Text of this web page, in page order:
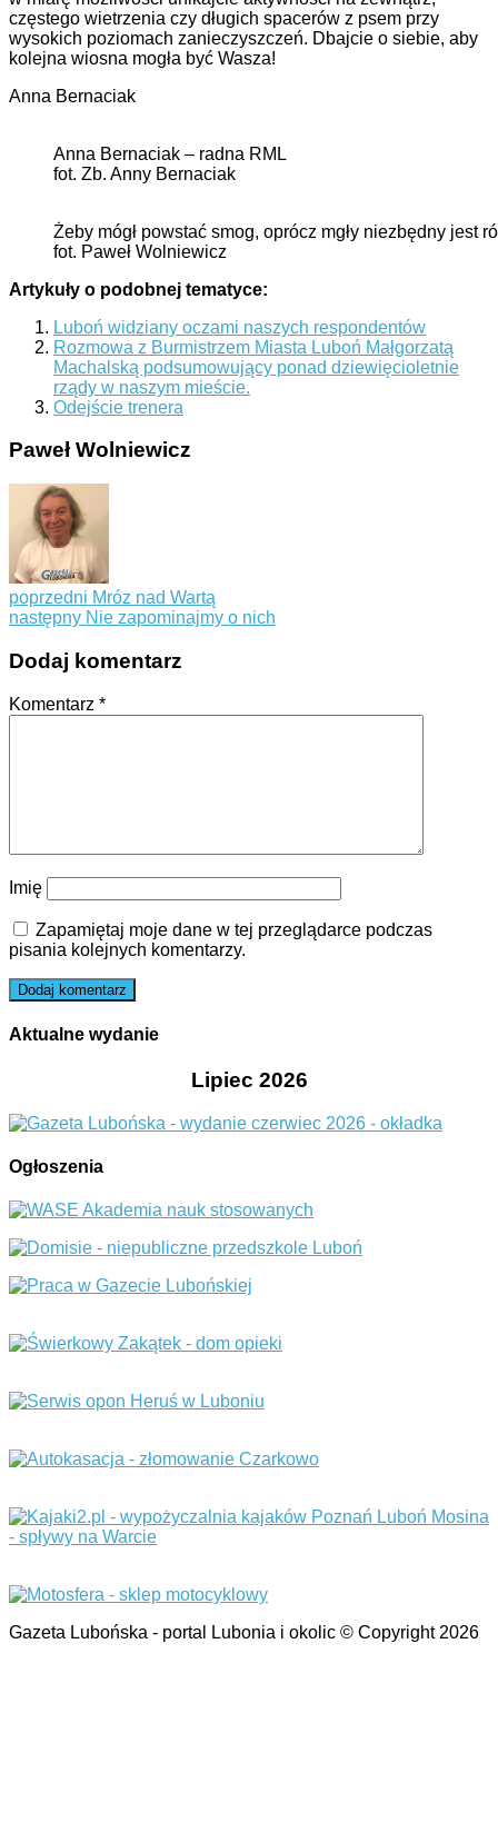
częstego wietrzenia czy długich spacerów z psem przy
wysokich poziomach zanieczyszczeń. Dbajcie o siebie, aby
kolejna wiosna mogła być Wasza!
Anna Bernaciak
Anna Bernaciak – radna RML
fot. Zb. Anny Bernaciak
Żeby mógł powstać smog, oprócz mgły niezbędny jest
fot. Paweł Wolniewicz
Artykuły o podobnej tematyce:
Luboń widziany oczami naszych respondentów
Rozmowa z Burmistrzem Miasta Luboń Małgorzatą
Machalską podsumowujący ponad dziewięcioletnie
rządy w naszym mieście.
Odejście trenera
Paweł Wolniewicz
poprzedni Mróz nad Wartą
następny Nie zapominajmy o nich
Dodaj komentarz
Komentarz *
Imię
Zapamiętaj moje dane w tej przeglądarce podczas
pisania kolejnych komentarzy.
Aktualne wydanie
Lipiec 2026
Ogłoszenia
Gazeta Lubońska - portal Lubonia i okolic © Copyright 2026